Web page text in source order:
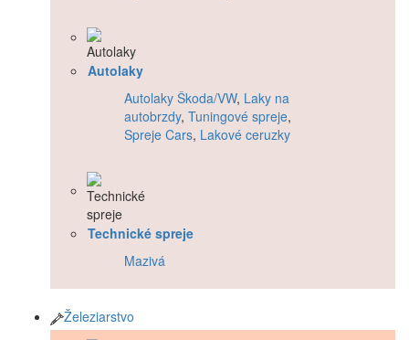
Autolaky
Autolaky Škoda/VW, Laky na
autobrzdy, Tuningové spreje,
Spreje Cars, Lakové ceruzky
Technické spreje
Mazivá
Železiarstvo